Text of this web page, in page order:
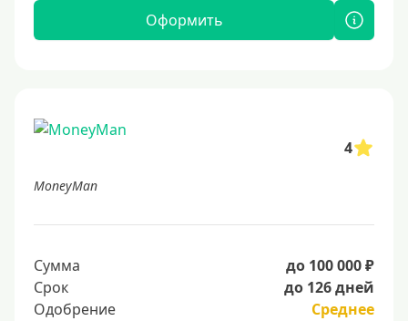
Оформить
4
MoneyMan
Сумма
до 100 000 ₽
Срок
до 126 дней
Одобрение
Среднее